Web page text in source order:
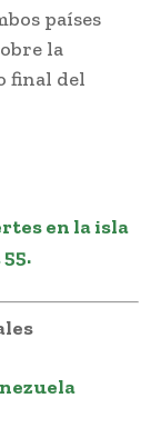
países
la
final del
en la isla